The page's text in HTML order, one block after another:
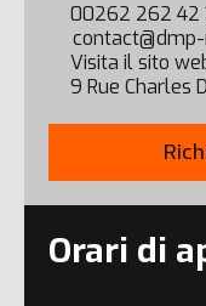
00262 262 42
Visita il sito
9 Rue Charles
Orari di